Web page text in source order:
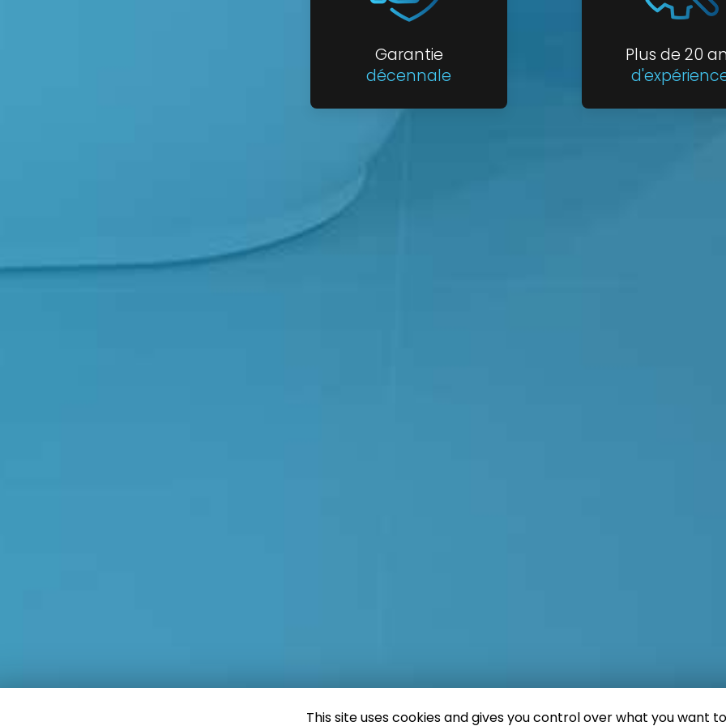
Garantie
décennale
Plus de 20
This site uses cookies and gives you control over what you want